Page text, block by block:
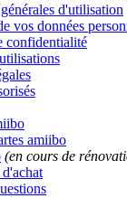
d'utilisation
vos données
confidentialité
amiibo
(en cours de